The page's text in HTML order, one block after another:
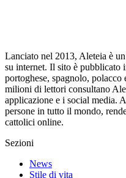
Lanciato nel 2013, Aleteia è
su internet. Il sito è pubblicato
portoghese, spagnolo,
milioni di lettori consultano
applicazione e i social media.
persone in tutto il mondo,
cattolici online.
Sezioni
News
Stile di vita